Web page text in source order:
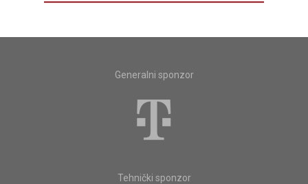
Generalni sponzor
Tehnički sponzor